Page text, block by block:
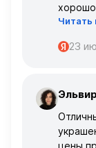
Читать
23
Э
цены